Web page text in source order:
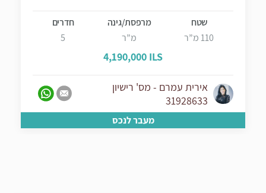
שטח
110 מ”ר
מרפסת/גינה
מ”ר
חדרים
5
4,190,000 ILS
אירית עמרם - מס' רישיון
31928633
מעבר לנכס